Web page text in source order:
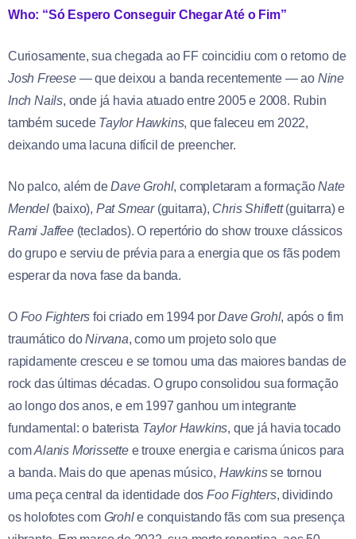
Who: “Só Espero Conseguir Chegar Até o Fim”
Curiosamente, sua chegada ao FF coincidiu com o retorno de
Josh Freese— que deixou a banda recentemente — ao Nine
Inch Nails, onde já havia atuado entre 2005 e 2008. Rubin
também sucede Taylor Hawkins, que faleceu em 2022,
deixando uma lacuna difícil de preencher.
No palco, além deDave Grohl, completaram a formaçãoNate
Mendel(baixo), Pat Smear(guitarra), Chris Shiflett(guitarra) e
Rami Jaffee(teclados). O repertório do show trouxe clássicos
do grupo e serviu de prévia para a energia que os fãs podem
esperar da nova fase da banda.
O Foo Fighters foi criado em 1994 porDave Grohl, após o fim
traumático doNirvana, como um projeto solo que
rapidamente cresceu e se tornou uma das maiores bandas de
rock das últimas décadas. O grupo consolidou sua formação
ao longo dos anos, e em 1997 ganhou um integrante
fundamental: o baterista Taylor Hawkins, que já havia tocado
comAlanis Morissettee trouxe energia e carisma únicos para
a banda. Mais do que apenas músico, Hawkinsse tornou
uma peça central da identidade dosFoo Fighters, dividindo
os holofotes com Grohle conquistando fãs com sua presença